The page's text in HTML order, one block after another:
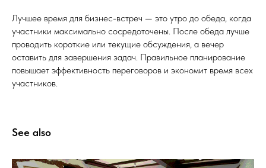
Лучшее время для бизнес-встреч — это утро до обеда, когда
участники максимально сосредоточены. После обеда лучше
проводить короткие или текущие обсуждения, а вечер
оставить для завершения задач. Правильное планирование
повышает эффективность переговоров и экономит время всех
участников.
See also